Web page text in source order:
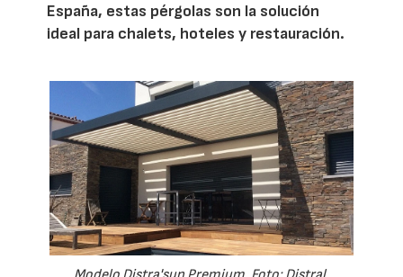
España, estas pérgolas son la solución
ideal para chalets, hoteles y restauración.